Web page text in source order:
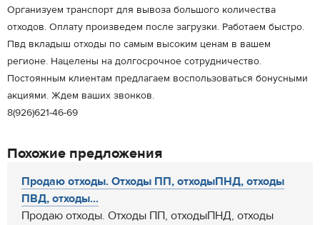
Организуем транспорт для вывоза большого количества
отходов. Оплату произведем после загрузки. Работаем быстро.
Пвд вкладыш отходы по самым высоким ценам в вашем
регионе. Нацелены на долгосрочное сотрудничество.
Постоянным клиентам предлагаем воспользоваться бонусными
акциями. Ждем ваших звонков.
8(926)621-46-69
Похожие предложения
Продаю отходы. Отходы ПП, отходыПНД, отходы
ПВД, отходы...
Продаю отходы. Отходы ПП, отходыПНД, отходы